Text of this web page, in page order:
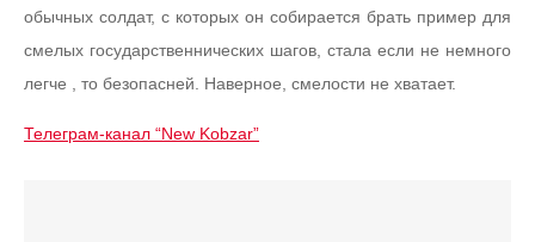
обычных солдат, с которых он собирается брать пример для
смелых государственнических шагов, стала если не немного
легче , то безопасней. Наверное, смелости не хватает.
Телеграм-канал “New Kobzar”